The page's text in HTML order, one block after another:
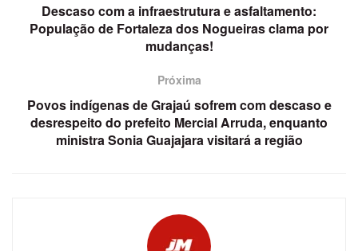
Descaso com a infraestrutura e asfaltamento:
População de Fortaleza dos Nogueiras clama por
mudanças!
Próxima
Povos indígenas de Grajaú sofrem com descaso e
desrespeito do prefeito Mercial Arruda, enquanto
ministra Sonia Guajajara visitará a região